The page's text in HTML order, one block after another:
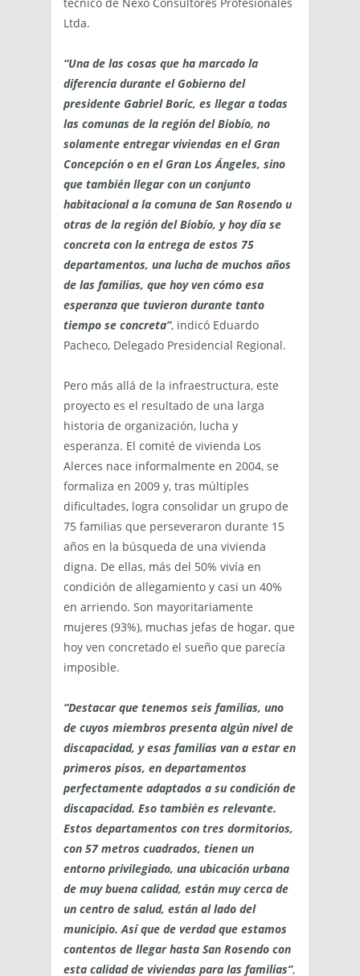
Ltda.
“Una de las cosas que ha marcado la
diferencia durante el Gobierno del
presidente Gabriel Boric, es llegar a todas
las comunas de la región del Biobío, no
solamente entregar viviendas en el Gran
Concepción o en el Gran Los Ángeles, sino
que también llegar con un conjunto
habitacional a la comuna de San Rosendo u
otras de la región del Biobío, y hoy día se
concreta con la entrega de estos 75
departamentos, una lucha de muchos años
de las familias, que hoy ven cómo esa
esperanza que tuvieron durante tanto
tiempo se concreta”, indicó Eduardo
Pacheco, Delegado Presidencial Regional.
Pero más allá de la infraestructura, este
proyecto es el resultado de una larga
historia de organización, lucha y
esperanza. El comité de vivienda Los
Alerces nace informalmente en 2004, se
formaliza en 2009 y, tras múltiples
dificultades, logra consolidar un grupo de
75 familias que perseveraron durante 15
años en la búsqueda de una vivienda
digna. De ellas, más del 50% vivía en
condición de allegamiento y casi un 40%
en arriendo. Son mayoritariamente
mujeres (93%), muchas jefas de hogar, que
hoy ven concretado el sueño que parecía
imposible.
“Destacar que tenemos seis familias, uno
de cuyos miembros presenta algún nivel de
discapacidad, y esas familias van a estar en
primeros pisos, en departamentos
perfectamente adaptados a su condición de
discapacidad. Eso también es relevante.
Estos departamentos con tres dormitorios,
con 57 metros cuadrados, tienen un
entorno privilegiado, una ubicación urbana
de muy buena calidad, están muy cerca de
un centro de salud, están al lado del
municipio. Así que de verdad que estamos
contentos de llegar hasta San Rosendo con
esta calidad de viviendas para las familias”,